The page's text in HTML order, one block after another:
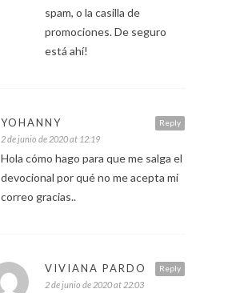
spam, o la casilla de
promociones. De seguro
está ahí!
Reply
YOHANNY
2 de junio de 2020 at 12:19
Hola cómo hago para que me salga el
devocional por qué no me acepta mi
correo gracias..
Reply
VIVIANA PARDO
2 de junio de 2020 at 22:03